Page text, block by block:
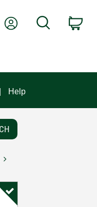
My AccountSearch
Help